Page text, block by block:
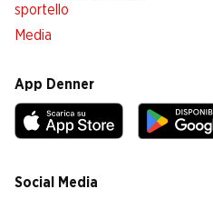
sportello
Media
App Denner
Social Media